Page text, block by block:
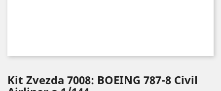
Kit Zvezda 7008: BOEING 787-8 Civil